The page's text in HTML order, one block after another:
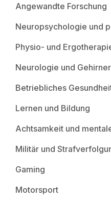
Angewandte Forschung
Neuropsychologie und
Physio- und
Neurologie und
Betriebliches
Lernen und Bildung
Achtsamkeit und
Militär und
Gaming
Motorsport